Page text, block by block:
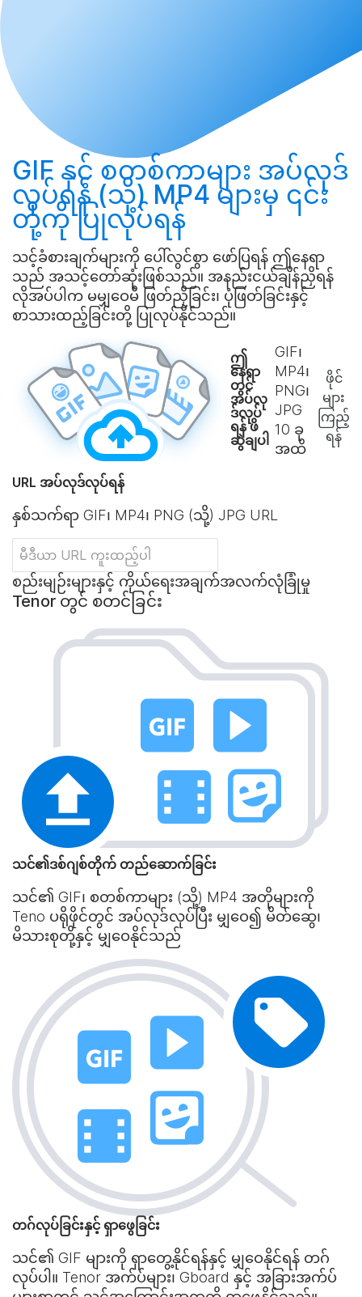
GIF နှင့် စတစ်ကာများ အပ်လုဒ်
လုပ်ရန်(သို့) MP4 များမှ ၎င်း
တို့ကိုပြုလုပ်ရန်
သင့်ခံစားချက်များကို ပေါ်လွင်စွာ ဖော်ပြရန် ဤနေရာ
သည် အသင့်တော်ဆုံးဖြစ်သည်။ အနည်းငယ်ချိန်ညှိရန်
လိုအပ်ပါက မမျှဝေမီ ဖြတ်ညှိခြင်း၊ ပုံဖြတ်ခြင်းနှင့်
စာသားထည့်ခြင်းတို့ ပြုလုပ်နိုင်သည်။
ဤ
နေရာ
တွင်
အပ်လု
ဒ်လုပ်
ရန် ဖိ
ဆွဲချပါ
GIF၊
MP4၊
PNG၊
JPG
10 ခု
အထိ
ဖိုင်
များ
ကြည့်
ရန်
URL အပ်လုဒ်လုပ်ရန်
နှစ်သက်ရာ GIF၊ MP4၊ PNG (သို့) JPG URL
စည်းမျဉ်းများနှင့် ကိုယ်ရေးအချက်အလက်လုံခြုံမှု
Tenor တွင် စတင်ခြင်း
သင်၏ဒစ်ဂျစ်တိုက် တည်ဆောက်ခြင်း
သင်၏ GIF၊ စတစ်ကာများ (သို့) MP4 အတိုများကို
Teno ပရိုဖိုင်တွင် အပ်လုဒ်လုပ်ပြီး မျှဝေ၍ မိတ်ဆွေ၊
မိသားစုတို့နှင့် မျှဝေနိုင်သည်
တဂ်လုပ်ခြင်းနှင့် ရှာဖွေခြင်း
သင်၏ GIF များကို ရှာတွေ့နိုင်ရန်နှင့် မျှဝေနိုင်ရန် တဂ်
လုပ်ပါ။ Tenor အက်ပ်များ၊ Gboard နှင့် အခြားအက်ပ်